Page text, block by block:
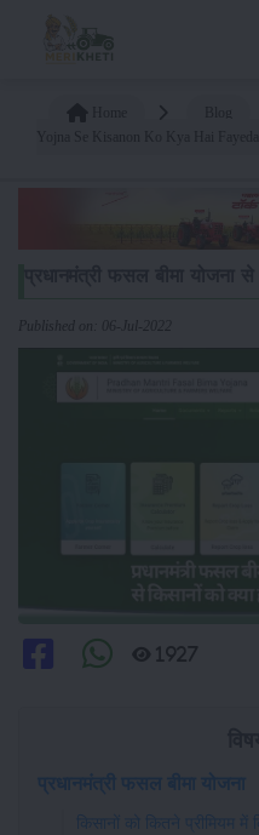
Published on: 06-Jul-2022
1927
प्रधानमंत्री फसल बीमा योजना
किसानों को कितने प्रीमियम